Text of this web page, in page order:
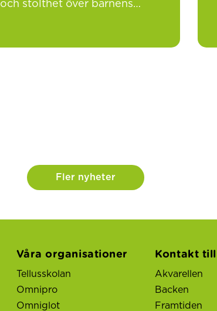
och stolthet över barnens…
Fler nyheter
Våra organisationer
Tellusskolan
Omnipro
Omniglot
Kontakt
Akvarellen
Backen
Framtiden